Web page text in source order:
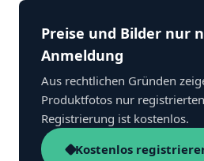
Preise und Bilder nur
Anmeldung
Aus rechtlichen Gründen
Produktfotos nur
Registrierung ist kostenlos.
Kostenlos